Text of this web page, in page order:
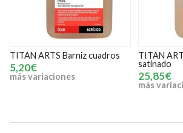
TITAN ARTS Barniz cuadros
satinado
25,85€
TITAN
100 ml
6,15€